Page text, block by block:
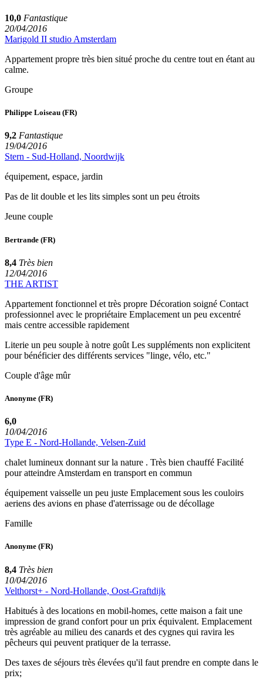
10,0 Fantastique
20/04/2016
Marigold II studio Amsterdam
Appartement propre très bien situé proche du centre tout en étant au
calme.
Groupe
Philippe Loiseau (FR)
9,2 Fantastique
19/04/2016
Stern - Sud-Holland, Noordwijk
équipement, espace, jardin
Pas de lit double et les lits simples sont un peu étroits
Jeune couple
Bertrande (FR)
8,4 Très bien
12/04/2016
THE ARTIST
Appartement fonctionnel et très propre Décoration soigné Contact
professionnel avec le propriétaire Emplacement un peu excentré
mais centre accessible rapidement
Literie un peu souple à notre goût Les suppléments non explicitent
pour bénéficier des différents services "linge, vélo, etc."
Couple d'âge mûr
Anonyme (FR)
6,0
10/04/2016
Type E - Nord-Hollande, Velsen-Zuid
chalet lumineux donnant sur la nature . Très bien chauffé Facilité
pour atteindre Amsterdam en transport en commun
équipement vaisselle un peu juste Emplacement sous les couloirs
aeriens des avions en phase d'aterrissage ou de décollage
Famille
Anonyme (FR)
8,4 Très bien
10/04/2016
Velthorst+ - Nord-Hollande, Oost-Graftdijk
Habitués à des locations en mobil-homes, cette maison a fait une
impression de grand confort pour un prix équivalent. Emplacement
très agréable au milieu des canards et des cygnes qui ravira les
pêcheurs qui peuvent pratiquer de la terrasse.
Des taxes de séjours très élevées qu'il faut prendre en compte dans le
prix;